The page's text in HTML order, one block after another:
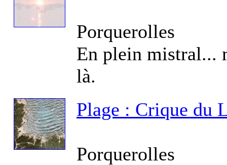
Porquerolles
En plein mistral...
là.
Plage : Crique du
Porquerolles